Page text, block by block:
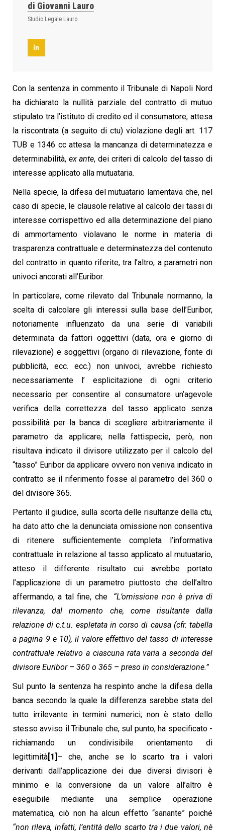
di Giovanni Lauro
Studio Legale Lauro
Con la sentenza in commento il Tribunale di Napoli Nord
ha dichiarato la nullità parziale del contratto di mutuo
stipulato tra l’istituto di credito ed il consumatore, attesa
la riscontrata (a seguito di ctu) violazione degli art. 117
TUB e 1346 cc attesa la mancanza di determinatezza e
determinabilità, ex ante, dei criteri di calcolo del tasso di
interesse applicato alla mutuataria.
Nella specie, la difesa del mutuatario lamentava che, nel
caso di specie, le clausole relative al calcolo dei tassi di
interesse corrispettivo ed alla determinazione del piano
di ammortamento violavano le norme in materia di
trasparenza contrattuale e determinatezza del contenuto
del contratto in quanto riferite, tra l’altro, a parametri non
univoci ancorati all’Euribor.
In particolare, come rilevato dal Tribunale normanno, la
scelta di calcolare gli interessi sulla base dell’Euribor,
notoriamente influenzato da una serie di variabili
determinata da fattori oggettivi (data, ora e giorno di
rilevazione) e soggettivi (organo di rilevazione, fonte di
pubblicità, ecc. ecc.) non univoci, avrebbe richiesto
necessariamente l’ esplicitazione di ogni criterio
necessario per consentire al consumatore un’agevole
verifica della correttezza del tasso applicato senza
possibilità per la banca di scegliere arbitrariamente il
parametro da applicare; nella fattispecie, però, non
risultava indicato il divisore utilizzato per il calcolo del
“tasso” Euribor da applicare ovvero non veniva indicato in
contratto se il riferimento fosse al parametro del 360 o
del divisore 365.
Pertanto il giudice, sulla scorta delle risultanze della ctu,
ha dato atto che la denunciata omissione non consentiva
di ritenere sufficientemente completa l’informativa
contrattuale in relazione al tasso applicato al mutuatario,
atteso il differente risultato cui avrebbe portato
l’applicazione di un parametro piuttosto che dell’altro
affermando, a tal fine, che “L’omissione non è priva di
rilevanza, dal momento che, come risultante dalla
relazione di c.t.u. espletata in corso di causa (cfr. tabella
a pagina 9 e 10), il valore effettivo del tasso di interesse
contrattuale relativo a ciascuna rata varia a seconda del
divisore Euribor – 360 o 365 – preso in considerazione.”
Sul punto la sentenza ha respinto anche la difesa della
banca secondo la quale la differenza sarebbe stata del
tutto irrilevante in termini numerici; non è stato dello
stesso avviso il Tribunale che, sul punto, ha specificato -
richiamando un condivisibile orientamento di
legittimità[1] – che, anche se lo scarto tra i valori
derivanti dall’applicazione dei due diversi divisori è
minimo e la conversione da un valore all’altro è
eseguibile mediante una semplice operazione
matematica, ciò non ha alcun effetto “sanante” poiché
“non rileva, infatti, l’entità dello scarto tra i due valori, nè